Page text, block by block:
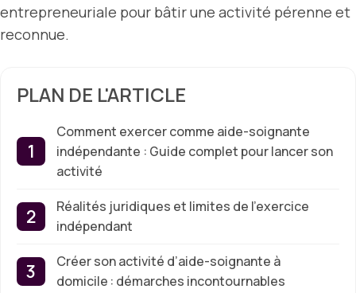
entrepreneuriale pour bâtir une activité pérenne et
reconnue.
PLAN DE L'ARTICLE
Comment exercer comme aide-soignante
indépendante : Guide complet pour lancer son
activité
Réalités juridiques et limites de l’exercice
indépendant
Créer son activité d’aide-soignante à
domicile : démarches incontournables